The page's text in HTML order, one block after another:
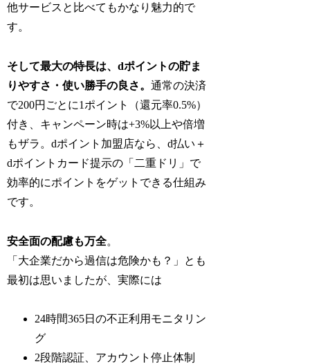
他サービスと比べてもかなり魅力的で
す。
そして最大の特長は、dポイントの貯ま
りやすさ・使い勝手の良さ。通常の決済
で200円ごとに1ポイント（還元率0.5%）
付き、キャンペーン時は+3%以上や倍増
もザラ。dポイント加盟店なら、d払い＋
dポイントカード提示の「二重ドリ」で
効率的にポイントをゲットできる仕組み
です。
安全面の配慮も万全。
「大企業だから過信は危険かも？」とも
最初は思いましたが、実際には
24時間365日の不正利用モニタリン
グ
2段階認証、アカウント停止体制